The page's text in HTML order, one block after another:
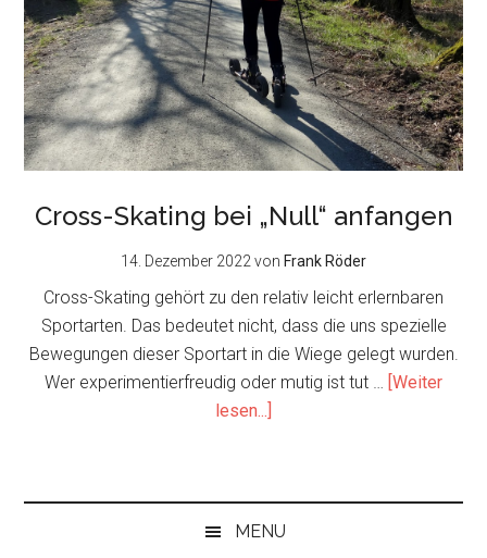
Cross-Skating bei „Null“ anfangen
14. Dezember 2022von Frank Röder
Cross-Skating gehört zu den relativ leicht erlernbaren
Sportarten. Das bedeutet nicht, dass die uns spezielle
Bewegungen dieser Sportart in die Wiege gelegt wurden.
Wer experimentierfreudig oder mutig ist tut … [Weiter
lesen...]
„Null“
MENU